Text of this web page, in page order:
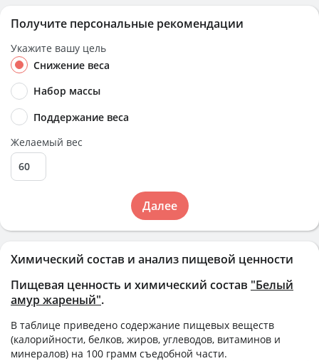
Химический состав и анализ пищевой ценности
Пищевая ценность и химический состав "Белый
амур жареный".
В таблице приведено содержание пищевых веществ
(калорийности, белков, жиров, углеводов, витаминов и
минералов) на 100 грамм съедобной части.
Получите персональные рекомендации
Укажите вашу цель
Снижение веса
Набор массы
Поддержание веса
Желаемый вес
Далее